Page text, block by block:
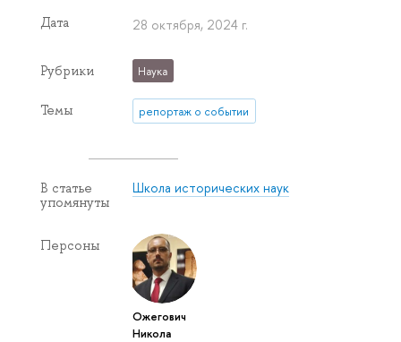
Дата 28 октября, 2024 г.
Рубрики Наука
Темы репортаж о событии
В статье
упомянуты
Школа исторических наук
Персоны
Ожегович
Никола